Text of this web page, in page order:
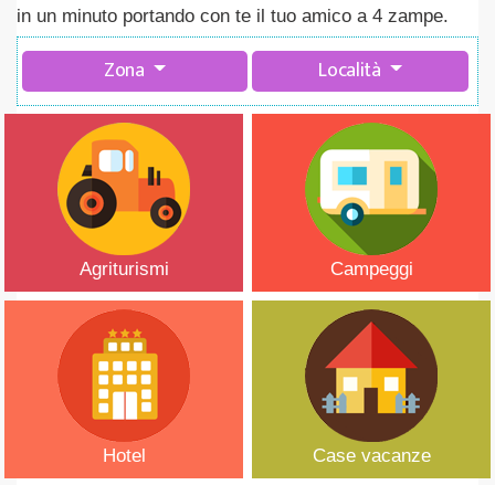
in un minuto portando con te il tuo amico a 4 zampe.
Zona Località
Agriturismi Campeggi
Hotel Case vacanze